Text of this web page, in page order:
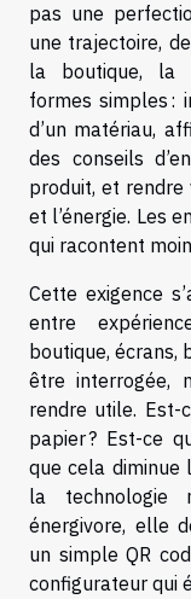
pas une
une trajectoire,
la boutique, la
formes simples :
d’un matériau,
des conseils
produit, et
et l’énergie. Les
qui racontent
Cette exigence
entre
boutique, écrans,
être interrogée,
rendre utile. Est-
papier ? Est-ce
que cela diminue
la technologie
énergivore, elle
un simple QR
configurateur qui